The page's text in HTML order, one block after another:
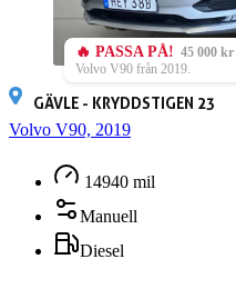
🔥 PASSA PÅ! 45 000 kr
Volvo V90 från 2019.
GÄVLE - KRYDDSTIGEN 23
Volvo V90, 2019
14940 mil
Manuell
Diesel